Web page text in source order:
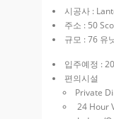
시공사 :
주소 : 50
규모 : 76 유
입주예정 :
편의시설
Private
24 Hour